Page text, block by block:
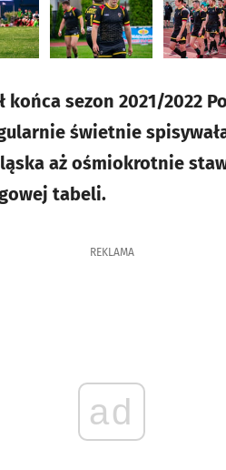
sezon 2021/2022
świetnie
aż ośmiokrotnie
tabeli.
REKLAMA
ad